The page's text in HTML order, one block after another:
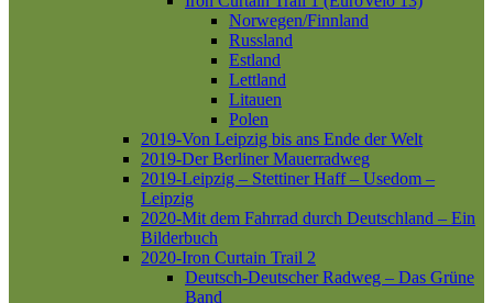
Norwegen/Finnland
Russland
Estland
Lettland
Litauen
Polen
2019-Von Leipzig bis ans Ende der Welt
2019-Der Berliner Mauerradweg
2019-Leipzig – Stettiner Haff – Usedom –
Leipzig
2020-Mit dem Fahrrad durch Deutschland – Ein
Bilderbuch
2020-Iron Curtain Trail 2
Deutsch-Deutscher Radweg – Das Grüne
Band